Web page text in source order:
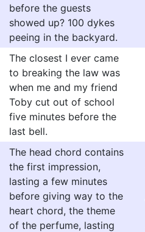
before the guests
showed up? 100 dykes
peeing in the backyard.
The closest I ever came
to breaking the law was
when me and my friend
Toby cut out of school
five minutes before the
last bell.
The head chord contains
the first impression,
lasting a few minutes
before giving way to the
heart chord, the theme
of the perfume, lasting